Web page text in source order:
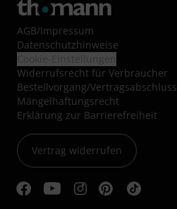
AGB/Impressum
Datenschutzhinweise
Widerrufsrecht für Verbraucher
Bestellvorgang/Vertragsabschluss
Mängelhaftungsrecht
Erklärung zur Barrierefreiheit
Vertrag widerrufen